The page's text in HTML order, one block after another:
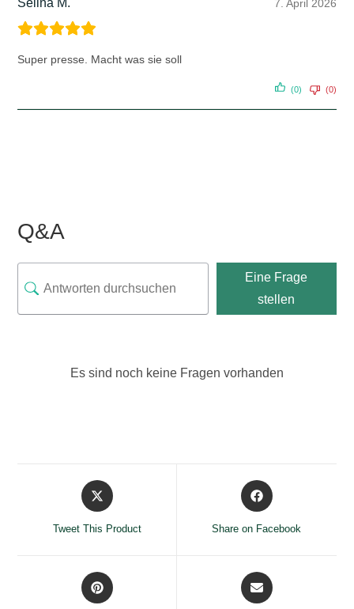
Selina M. 7. April 2026
Super presse. Macht was sie soll
(0) (0)
Q&A
Eine Frage
stellen
Es sind noch keine Fragen vorhanden
Opens
in
Tweet This Product
Opens
in
Share on Facebook
Opens
in
Opens
in